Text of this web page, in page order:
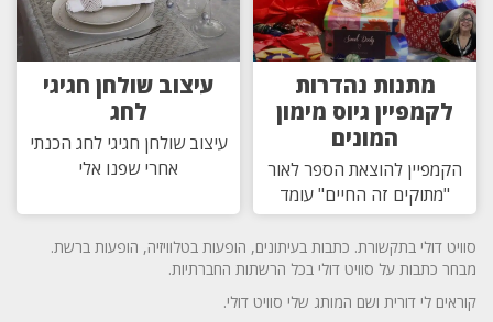
מתנות נהדרות
לקמפיין גיוס מימון
המונים
הקמפיין להוצאת הספר לאור
"מתוקים זה החיים" עומד
עיצוב שולחן חגיגי
לחג
עיצוב שולחן חגיגי לחג הכנתי
אחרי שפנו אלי
סוויט דולי בתקשורת. כתבות בעיתונים, הופעות בטלוויזיה, הופעות ברשת.
מבחר כתבות על סוויט דולי בכל הרשתות החברתיות.
קוראים לי דורית ושם המותג שלי סוויט דולי.